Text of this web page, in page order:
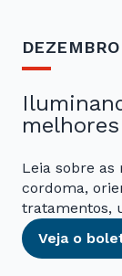
Leia sobre as
cordoma,
tratamentos,
Veja o